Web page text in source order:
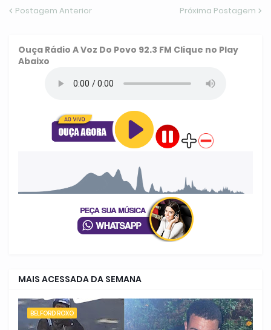
Postagem Anterior Próxima Postagem
Ouça Rádio A Voz Do Povo 92.3 FM Clique no Play
Abaixo
MAIS ACESSADA DA SEMANA
BELFORD ROXO